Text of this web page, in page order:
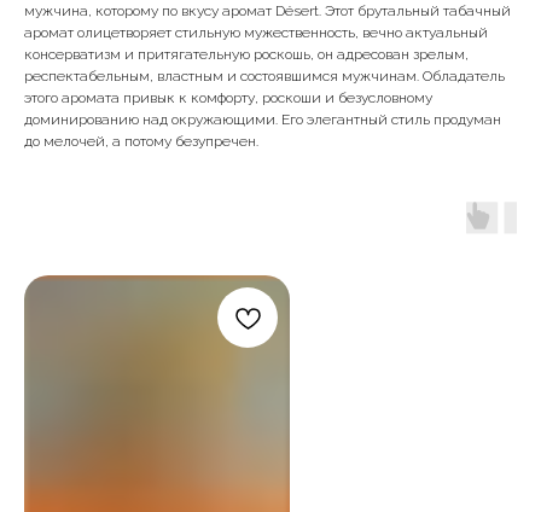
мужчина, которому по вкусу аромат Désert. Этот брутальный табачный
аромат олицетворяет стильную мужественность, вечно актуальный
консерватизм и притягательную роскошь, он адресован зрелым,
респектабельным, властным и состоявшимся мужчинам. Обладатель
этого аромата привык к комфорту, роскоши и безусловному
доминированию над окружающими. Его элегантный стиль продуман
до мелочей, а потому безупречен.